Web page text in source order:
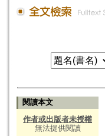
閱讀本文
作者或出版者未授權
無法提供閱讀